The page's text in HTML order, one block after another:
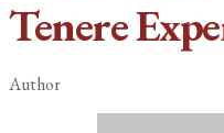
Tenere
Author